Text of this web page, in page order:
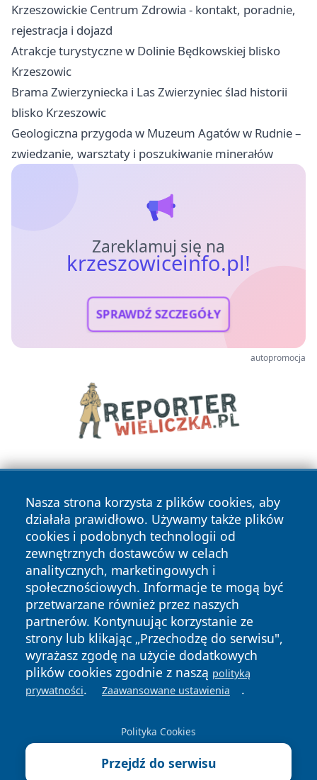
Krzeszowickie Centrum Zdrowia - kontakt, poradnie,
rejestracja i dojazd
Atrakcje turystyczne w Dolinie Będkowskiej blisko
Krzeszowic
Brama Zwierzyniecka i Las Zwierzyniec ślad historii
blisko Krzeszowic
Geologiczna przygoda w Muzeum Agatów w Rudnie –
zwiedzanie, warsztaty i poszukiwanie minerałów
Zareklamuj się na
krzeszowiceinfo.pl!
SPRAWDŹ SZCZEGÓŁY
autopromocja
Nasza strona korzysta z plików cookies, aby
działała prawidłowo. Używamy także plików
cookies i podobnych technologii od
zewnętrznych dostawców w celach
analitycznych, marketingowych i
społecznościowych. Informacje te mogą być
przetwarzane również przez naszych
partnerów. Kontynuując korzystanie ze
strony lub klikając „Przechodzę do serwisu",
wyrażasz zgodę na użycie dodatkowych
plików cookies zgodnie z naszą polityką
prywatności. Zaawansowane ustawienia .
Polityka Cookies
Przejdź do serwisu
Copyright © 2026 krzeszowiceinfo.pl Wszystkie prawa
zastrzeżone.
News Autorzy
Polityka
Prywatności
Polityka
Cookies